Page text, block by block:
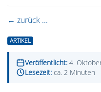
ARTIKEL
Veröffentlicht: 4.
Lesezeit:ca. 2 Minuten
← zurück ...